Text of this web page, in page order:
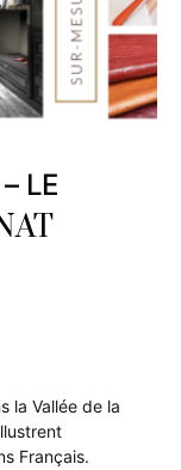
LE
la Vallée de la
Français.